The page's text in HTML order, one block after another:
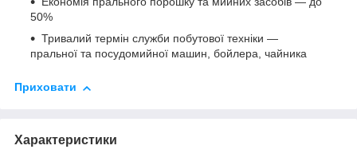
50%
Тривалий термін служби побутової техніки —
пральної та посудомийної машин, бойлера, чайника
Приховати
Характеристики